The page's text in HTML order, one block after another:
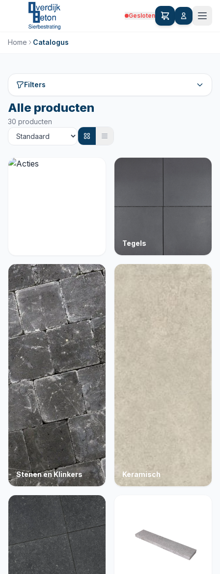
Gesloten
Home Catalogus
Filters
Alle producten
30 producten
Tegels
Stenen en Klinkers Keramisch